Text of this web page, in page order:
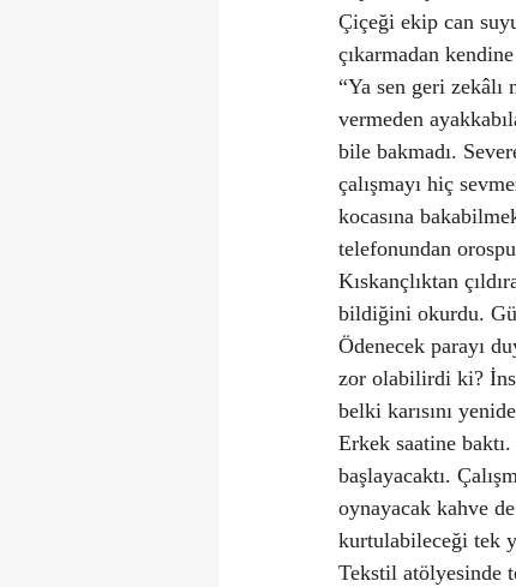
Çiçeği ekip can
çıkarmadan
“Ya sen geri zekâlı
vermeden
bile bakmadı.
çalışmayı hiç
kocasına
telefonundan
Kıskançlıktan
bildiğini okurdu.
Ödenecek parayı
zor olabilirdi ki?
belki karısını
Erkek saatine
başlayacaktı.
oynayacak kahve
kurtulabileceği tek
Tekstil atölyesinde